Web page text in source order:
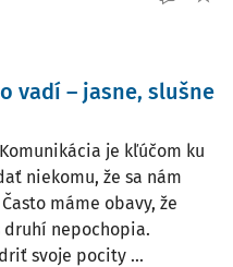
vadí – jasne, slušne
Komunikácia je kľúčom ku
niekomu, že sa nám
máme obavy, že
druhí nepochopia.
svoje pocity ...